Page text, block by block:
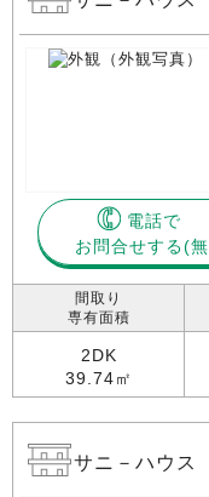
電話で
お問合せする
間取り
専有面積
2DK
39.74㎡
サニ－ハウス